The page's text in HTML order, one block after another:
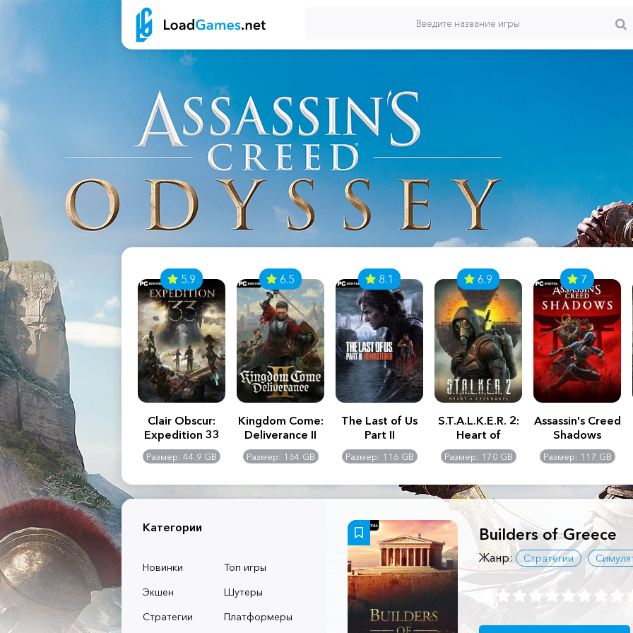
2:
-
GB
Assassin's Creed
Shadows
Размер: 117 GB
5.9
Clair Obscur:
Expedition 33
Размер: 44.9 GB
6.5
Kingdom Come:
Deliverance II
Размер: 164 GB
8.1
The Last of Us
Part II
Remastered
Размер: 116 GB
6.9
S.T.A.L.K.E.R. 2:
Heart of
Chernobyl -
Ultimate Edition
Размер: 170 GB
7
Assassin's Creed
Shadows
Размер: 117 GB
Категории
Новинки
Топ игры
Экшен
Шутеры
Стратегии
Платформеры
Builders of Greece
Жанр: Стратегии